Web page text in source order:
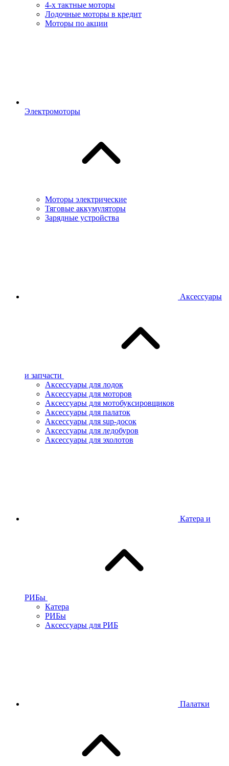
4-х тактные моторы
Лодочные моторы в кредит
Моторы по акции
Электромоторы
Моторы электрические
Тяговые аккумуляторы
Зарядные устройства
Аксессуары
и запчасти
Аксессуары для лодок
Аксессуары для моторов
Аксессуары для мотобуксировщиков
Аксессуары для палаток
Аксессуары для sup-досок
Аксессуары для ледобуров
Аксессуары для эхолотов
Катера и
РИБы
Катера
РИБы
Аксессуары для РИБ
Палатки